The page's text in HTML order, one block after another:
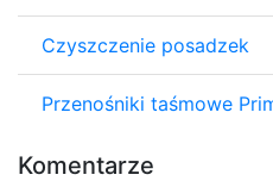
Czyszczenie posadzek
Przenośniki taśmowe
Komentarze